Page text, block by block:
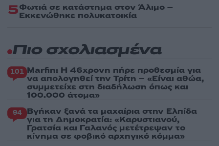
5Φωτιά σε κατάστημα στον Άλιμο –
Εκκενώθηκε πολυκατοικία
Πιο σχολιασμένα
101 Marfin: Η 46χρονη πήρε προθεσμία για
να απολογηθεί την Τρίτη – «Είναι αθώα,
συμμετείχε στη διαδήλωση όπως και
100.000 άτομα»
94 Βγήκαν ξανά τα μαχαίρια στην Ελπίδα
για τη Δημοκρατία: «Καρυστιανού,
Γρατσία και Γαλανός μετέτρεψαν το
κίνημα σε φοβικό αρχηγικό κόμμα»